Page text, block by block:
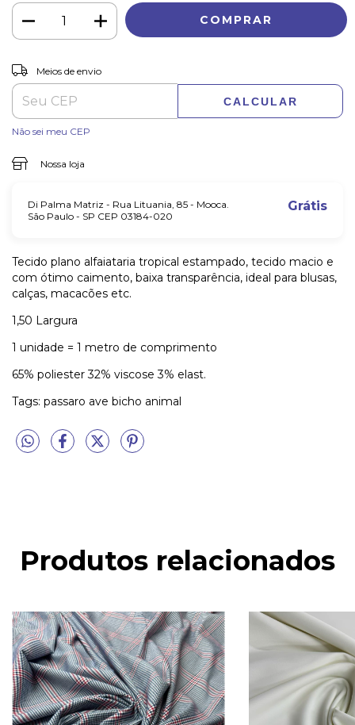
Entregas para o CEP:
Meios de envio
CALCULAR
Não sei meu CEP
Nossa loja
Di Palma Matriz - Rua Lituania, 85 - Mooca.
São Paulo - SP CEP 03184-020
Grátis
Tecido plano alfaiataria tropical estampado, tecido macio e
com ótimo caimento, baixa transparência, ideal para blusas,
calças, macacões etc.
1,50 Largura
1 unidade = 1 metro de comprimento
65% poliester 32% viscose 3% elast.
Tags: passaro ave bicho animal
Produtos relacionados